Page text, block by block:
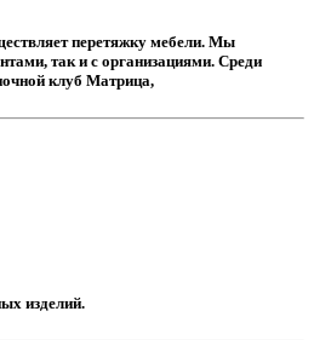
перетяжку мебели. Мы
так и с организациями. Среди
клуб Матрица,
изделий.